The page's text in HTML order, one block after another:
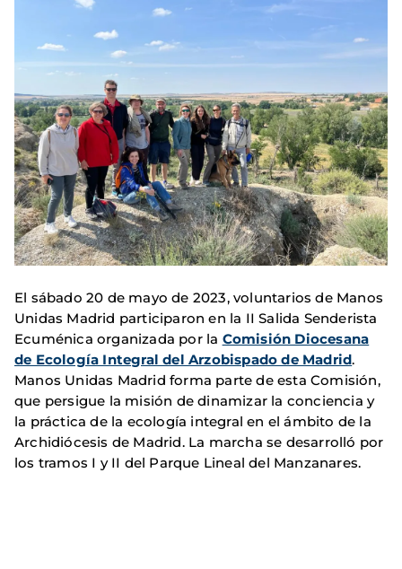
El sábado 20 de mayo de 2023, voluntarios de Manos
Unidas Madrid participaron en la II Salida Senderista
Ecuménica organizada por la Comisión Diocesana
de Ecología Integral del Arzobispado de Madrid.
Manos Unidas Madrid forma parte de esta Comisión,
que persigue la misión de dinamizar la conciencia y
la práctica de la ecología integral en el ámbito de la
Archidiócesis de Madrid. La marcha se desarrolló por
los tramos I y II del Parque Lineal del Manzanares.